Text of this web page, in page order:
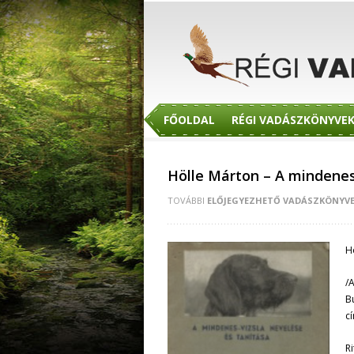
FŐOLDAL RÉGI VADÁSZKÖNYVEK
Hölle Márton – A
TOVÁBBI ELŐJEGYEZHETŐ
/